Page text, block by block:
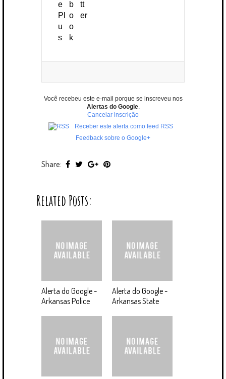
Você recebeu este e-mail porque se inscreveu nos
Alertas do Google.
Cancelar inscrição
Receber este alerta como feed RSS
Feedback sobre o Google+
Share:
Related Posts:
Alerta do Google -
Arkansas Police
Alerta do Google -
Arkansas State